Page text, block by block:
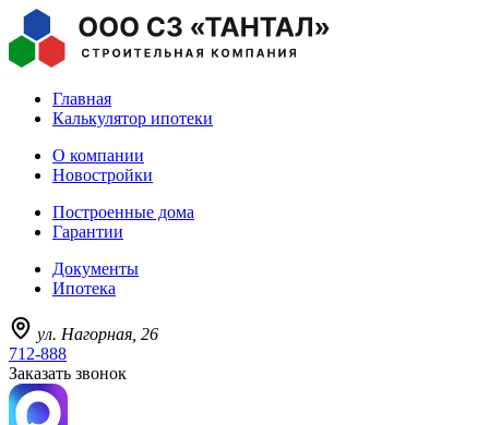
Главная
Калькулятор ипотеки
О компании
Новостройки
Построенные дома
Гарантии
Документы
Ипотека
ул. Нагорная, 26
712-888
Заказать звонок